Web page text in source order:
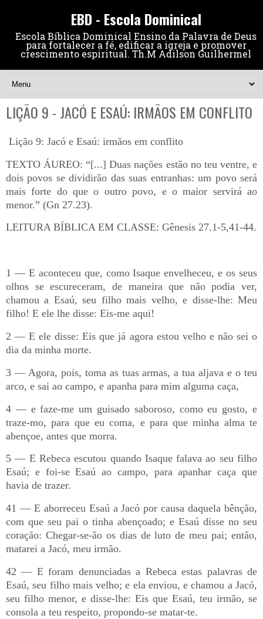
EBD - Escola Dominical
Escola Bíblica Dominical Ensino da Palavra de Deus
para fortalecer a fé, edificar a igreja e promover
crescimento espiritual. Th.M Adilson Guilhermel
LIÇÃO 9 - JACÓ E ESAÚ: IRMÃOS EM CONFLITO
Lição 9: Jacó e Esaú: irmãos em conflito
TEXTO ÁUREO: “[...] Duas nações estão no teu ventre, e
dois povos se dividirão das suas entranhas: um povo será
mais forte do que o outro povo, e o maior servirá ao
menor.” (Gn 27.23).
LEITURA BÍBLICA EM CLASSE: Gênesis 27.1-5,41-44.
1 — E aconteceu que, como Isaque envelheceu, e os seus
olhos se escureceram, de maneira que não podia ver,
chamou a Esaú, seu filho mais velho, e disse-lhe: Meu
filho! E ele lhe disse: Eis-me aqui!
2 — E ele disse: Eis que já agora estou velho e não sei o
dia da minha morte.
3 — Agora, pois, toma as tuas armas, a tua aljava e o teu
arco, e sai ao campo, e apanha para mim alguma caça,
4 — e faze-me um guisado saboroso, como eu gosto, e
traze-mo, para que eu coma, e para que minha alma te
abençoe, antes que morra.
5 — E Rebeca escutou quando Isaque falava ao seu filho
Esaú; e foi-se Esaú ao campo, para apanhar caça que
havia de trazer.
41 — E aborreceu Esaú a Jacó por causa daquela bênção,
com que seu pai o tinha abençoado; e Esaú disse no seu
coração: Chegar-se-ão os dias de luto de meu pai; então,
matarei a Jacó, meu irmão.
42 — E foram denunciadas a Rebeca estas palavras de
Esaú, seu filho mais velho; e ela enviou, e chamou a Jacó,
seu filho menor, e disse-lhe: Eis que Esaú, teu irmão, se
consola a teu respeito, propondo-se matar-te.